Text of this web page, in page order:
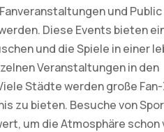
und Public
Diese Events bieten
und die Spiele in einer
Veranstaltungen in den
Städte werden große
zu bieten. Besuche von
um die Atmosphäre schon